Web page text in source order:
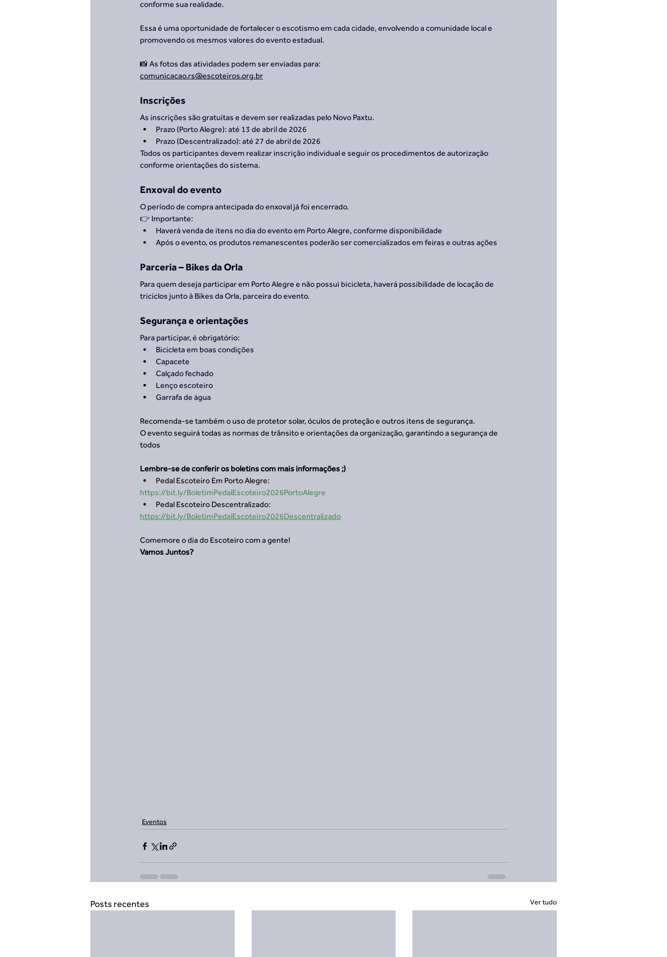
conforme sua realidade.
Essa é uma oportunidade de fortalecer o escotismo em cada cidade, envolvendo a comunidade local e
promovendo os mesmos valores do evento estadual.
📸 As fotos das atividades podem ser enviadas para:
comunicacao.rs@escoteiros.org.br
Inscrições
As inscrições são gratuitas e devem ser realizadas pelo Novo Paxtu.
Prazo (Porto Alegre): até 13 de abril de 2026
Prazo (Descentralizado): até 27 de abril de 2026
Todos os participantes devem realizar inscrição individual e seguir os procedimentos de autorização
conforme orientações do sistema.
Enxoval do evento
O período de compra antecipada do enxoval já foi encerrado.
👉 Importante:
Haverá venda de itens no dia do evento em Porto Alegre, conforme disponibilidade
Após o evento, os produtos remanescentes poderão ser comercializados em feiras e outras ações
Parceria – Bikes da Orla
Para quem deseja participar em Porto Alegre e não possui bicicleta, haverá possibilidade de locação de
triciclos junto à Bikes da Orla, parceira do evento.
Segurança e orientações
Para participar, é obrigatório:
Bicicleta em boas condições
Capacete
Calçado fechado
Lenço escoteiro
Garrafa de água
Recomenda-se também o uso de protetor solar, óculos de proteção e outros itens de segurança.
O evento seguirá todas as normas de trânsito e orientações da organização, garantindo a segurança de
todos
Lembre-se de conferir os boletins com mais informações ;)
Pedal Escoteiro Em Porto Alegre:
https://bit.ly/BoletimPedalEscoteiro2026PortoAlegre
Pedal Escoteiro Descentralizado:
https://bit.ly/BoletimPedalEscoteiro2026Descentralizado
Comemore o dia do Escoteiro com a gente!
Vamos Juntos?
Eventos
Posts recentes Ver tudo